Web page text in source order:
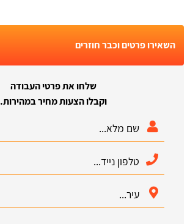
השאירו פרטים וכבר חוזרים
שלחו את פרטי העבודה
וקבלו הצעות מחיר במהירות.